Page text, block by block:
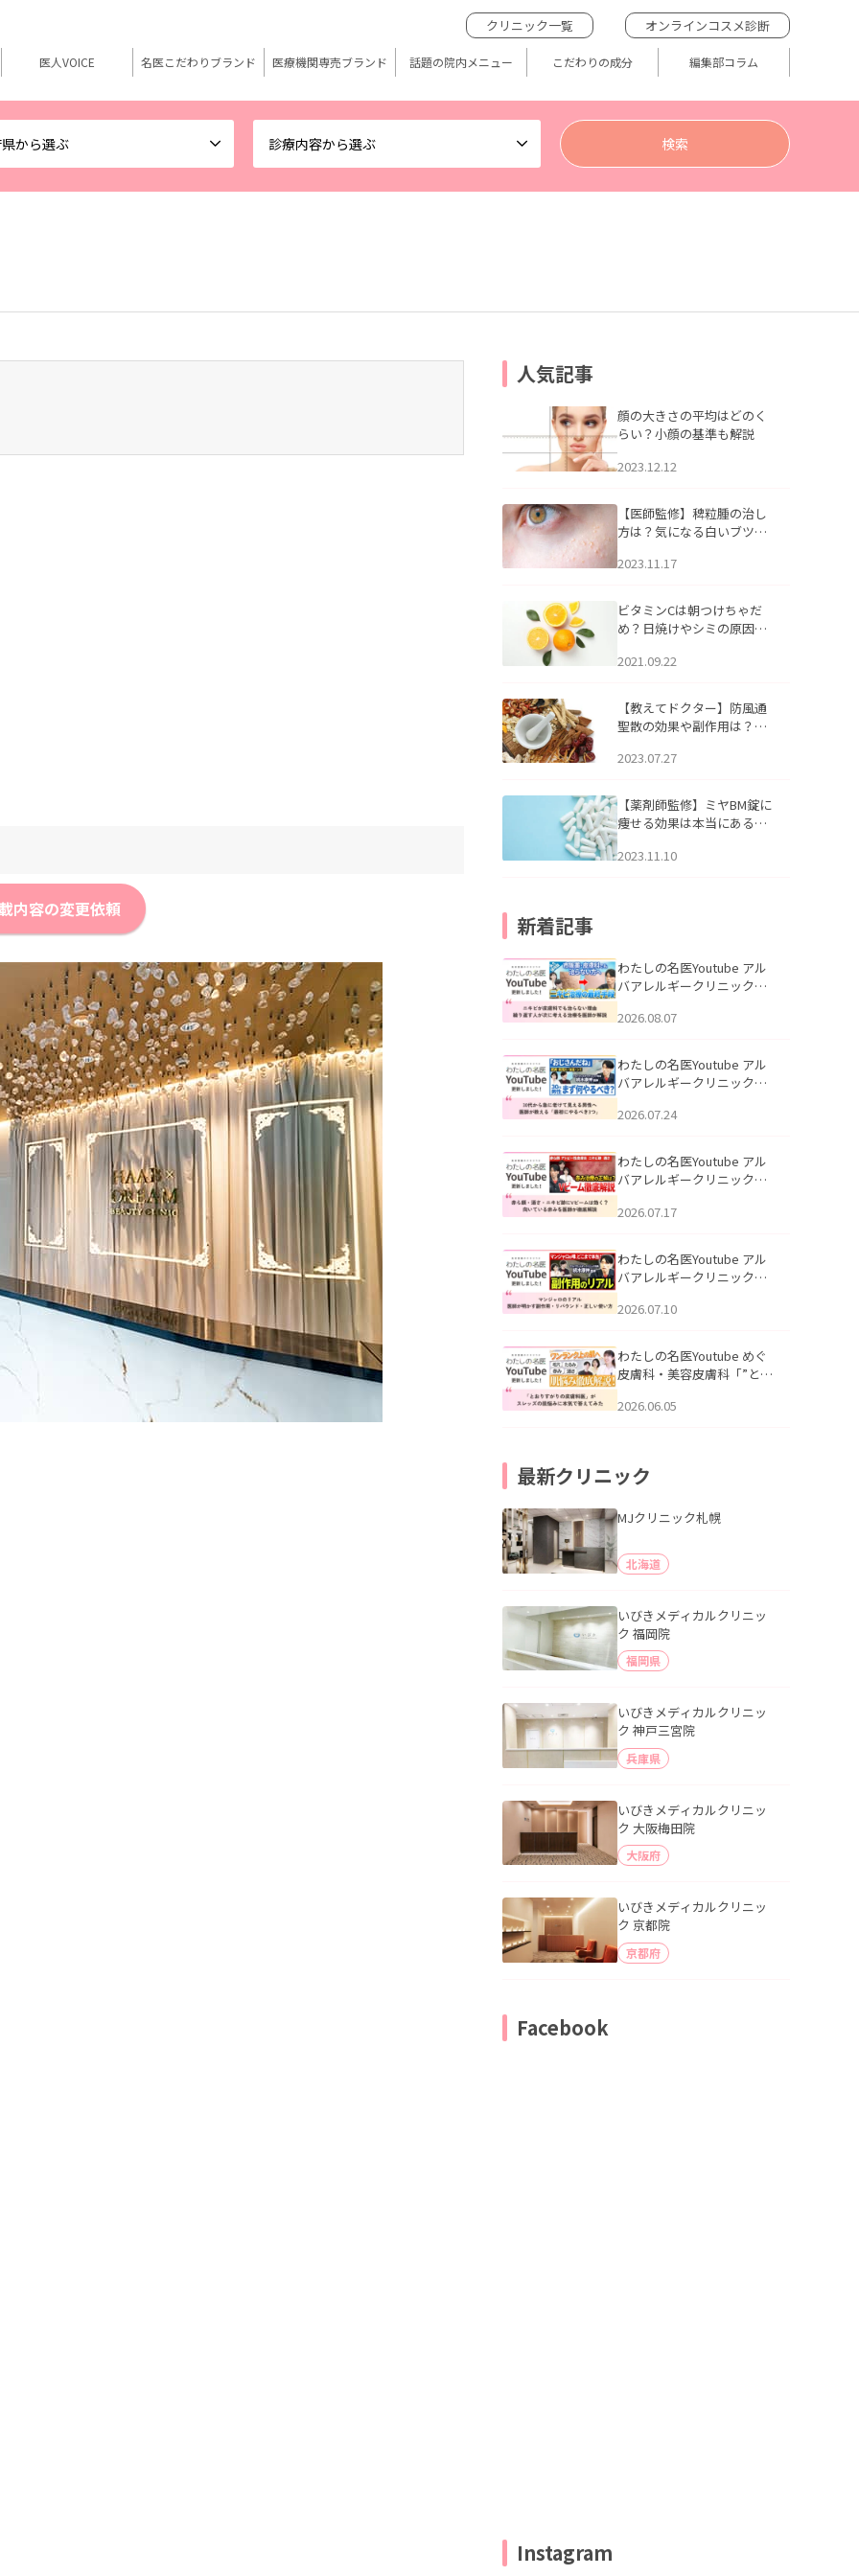
から選ぶ 診療内容から選ぶ
クリニック一覧 オンラインコスメ診断
医人VOICE 名医こだわりブランド 医療機関専売ブランド 話題の院内メニュー こだわりの成分 編集部コラム
内容の変更依頼
人気記事
顔の大きさの平均はどのく
らい？小顔の基準も解説
2023.12.12
【医師監修】稗粒腫の治し
方は？気になる白いブツブ
アについて
2023.11.17
ビタミンCは朝つけちゃだ
め？日焼けやシミの原因に
2021.09.22
【教えてドクター】防風通
聖散の効果や副作用は？長
2023.07.27
【薬剤師監修】ミヤBM錠に
痩せる効果は本当にある
2023.11.10
新着記事
わたしの名医Youtube アル
バアレルギークリニック札
らない理由｜繰り返す人が
説」を公開いたしました。
2026.08.07
わたしの名医Youtube アル
バアレルギークリニック札
える男性へ｜医師が教える
公開いたしました。
2026.07.24
わたしの名医Youtube アル
バアレルギークリニック札
跡にVビームは効く？向いて
説」を公開いたしました。
2026.07.17
わたしの名医Youtube アル
バアレルギークリニック札
医師が明かす副作用・リバ
公開いたしました。
2026.07.10
わたしの名医Youtube めぐ
皮膚科・美容皮膚科「”とお
ッズの肌悩みに本気で答え
2026.06.05
最新クリニック
MJクリニック札幌
北海道
いびきメディカルクリニッ
ク 福岡院
福岡県
いびきメディカルクリニッ
ク 神戸三宮院
兵庫県
いびきメディカルクリニッ
ク 大阪梅田院
大阪府
いびきメディカルクリニッ
ク 京都院
京都府
Facebook
Instagram